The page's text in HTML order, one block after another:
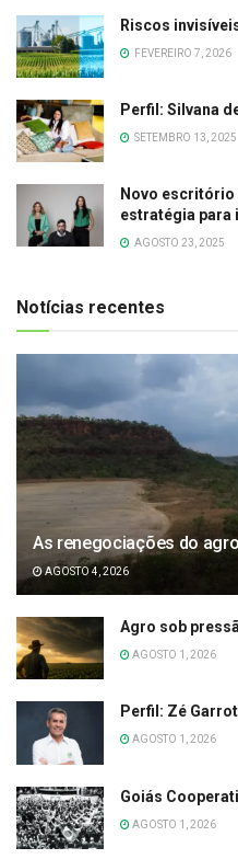
Riscos
FEVEREIRO 7, 2026
Perfil: Silvana
SETEMBRO 13, 2025
Novo
estratégia para
AGOSTO 23, 2025
Notícias recentes
As renegociações do agro
AGOSTO 4, 2026
Agro sob
AGOSTO 1, 2026
Perfil: Zé
AGOSTO 1, 2026
Goiás
AGOSTO 1, 2026